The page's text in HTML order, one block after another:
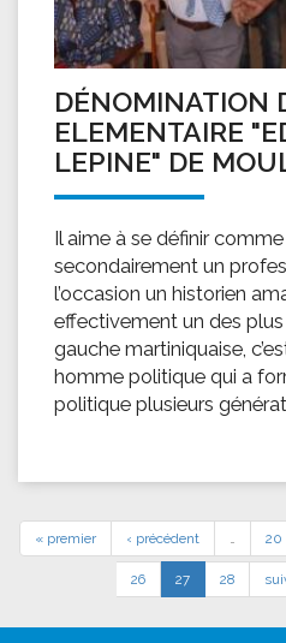
DÉNOMINATION
ELEMENTAIRE
LEPINE" DE
Il aime à se définir
secondairement un
l’occasion un historien
effectivement un des
gauche martiniquaise,
homme politique qui a
politique plusieurs
« premier ‹ précédent … 20
26 27 28